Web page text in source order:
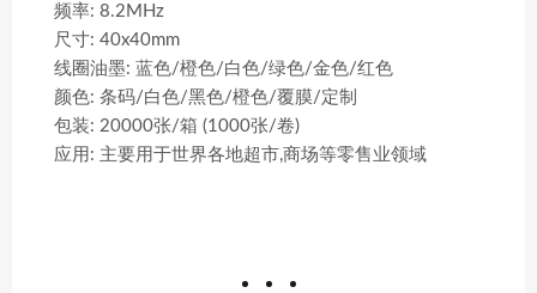
频率: 8.2MHz
尺寸: 40x40mm
线圈油墨: 蓝色/橙色/白色/绿色/金色/红色
颜色: 条码/白色/黑色/橙色/覆膜/定制
包装: 20000张/箱 (1000张/卷)
应用: 主要用于世界各地超市,商场等零售业领域